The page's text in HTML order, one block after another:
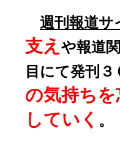
週刊報道サ
支え や報道
目にて発刊
の気持ち
していく 。